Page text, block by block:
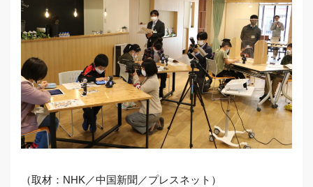
（取材：NHK／中国新聞／プレスネット）